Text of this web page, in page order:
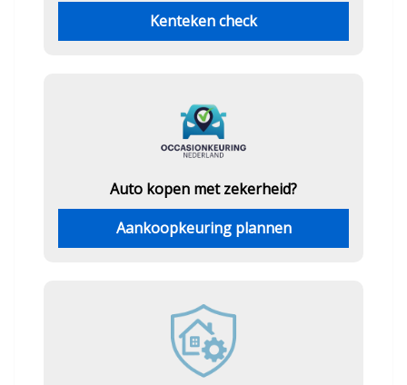
Kenteken check
Auto kopen met zekerheid?
Aankoopkeuring plannen